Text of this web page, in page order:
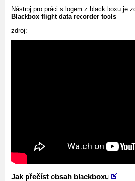
Nástroj pro práci s logem z black boxu je
Blackbox flight data recorder tools
zdroj:
Jak přečíst obsah blackboxu